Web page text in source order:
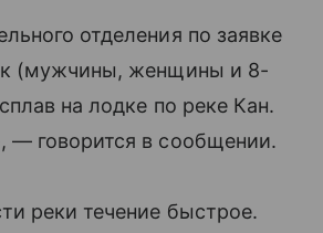
отделения по заявке
(мужчины, женщины и 8-
на лодке по реке Кан.
— говорится в сообщении.
реки течение быстрое.